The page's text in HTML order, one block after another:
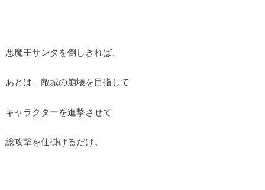
悪魔王サンタを倒しきれば、
あとは、敵城の崩壊を目指して
キャラクターを進撃させて
総攻撃を仕掛けるだけ。